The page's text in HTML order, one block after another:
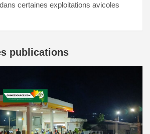
certaines exploitations avicoles
publications